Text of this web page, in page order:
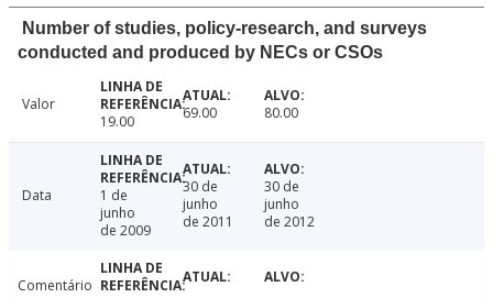
Number of studies, policy-research, and surveys
conducted and produced by NECs or CSOs
Valor
19.00
69.00 80.00
Data
1 de
junho
de 2009
30 de
junho
de 2011
30 de
junho
de 2012
Comentário